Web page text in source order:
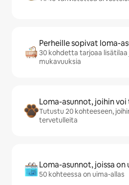
Perheille sopivat loma-
30 kohdetta tarjoaa lisätilaa
mukavuuksia
Loma-asunnot, joihin
Tutustu 20 kohteeseen,
tervetulleita
Loma-asunnot, joissa on
50 kohteessa on uima-allas